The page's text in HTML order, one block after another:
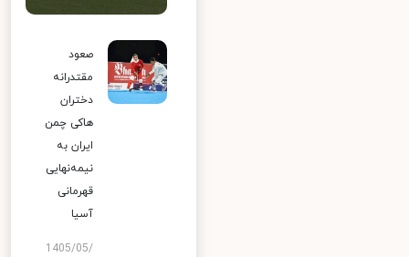
صعود
مقتدرانه
دختران
هاکی چمن
ایران به
نیمه‌نهایی
قهرمانی
آسیا
1405/05/